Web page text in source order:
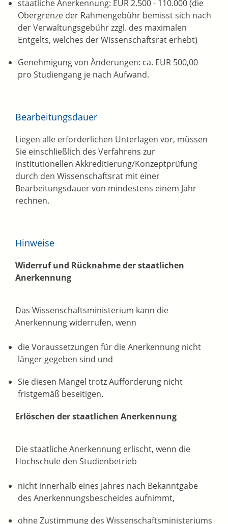
staatliche Anerkennung: EUR 2.500 - 110.000 (die
Obergrenze der Rahmengebühr bemisst sich nach
der Verwaltungsgebühr zzgl. des maximalen
Entgelts, welches der Wissenschaftsrat erhebt)
Genehmigung von Änderungen: ca. EUR 500,00
pro Studiengang je nach Aufwand.
Bearbeitungsdauer
Liegen alle erforderlichen Unterlagen vor, müssen
Sie einschließlich des Verfahrens zur
institutionellen Akkreditierung/Konzeptprüfung
durch den Wissenschaftsrat mit einer
Bearbeitungsdauer von mindestens einem Jahr
rechnen.
Hinweise
Widerruf und Rücknahme der staatlichen
Anerkennung
Das Wissenschaftsministerium kann die
Anerkennung widerrufen, wenn
die Voraussetzungen für die Anerkennung nicht
länger gegeben sind und
Sie diesen Mangel trotz Aufforderung nicht
fristgemäß beseitigen.
Erlöschen der staatlichen Anerkennung
Die staatliche Anerkennung erlischt, wenn die
Hochschule den Studienbetrieb
nicht innerhalb eines Jahres nach Bekanntgabe
des Anerkennungsbescheides aufnimmt,
ohne Zustimmung des Wissenschaftsministeriums